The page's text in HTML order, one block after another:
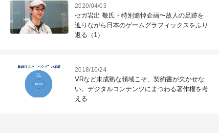
2020/04/03
セガ岩出 敬氏・特別追悼企画〜故人の足跡を
辿りながら日本のゲームグラフィックスをふり
返る（1）
2018/10/24
VRなど未成熟な領域こそ、契約書が欠かせな
い。デジタルコンテンツにまつわる著作権を考
える